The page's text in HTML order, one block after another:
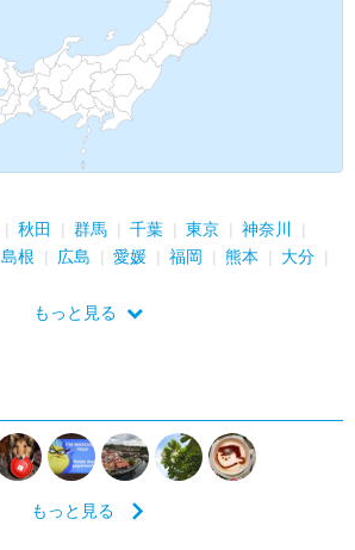
秋田 群馬 千葉 東京
神奈川
島根 広島 愛媛 福岡 熊本
大分
もっと見る
もっと見る